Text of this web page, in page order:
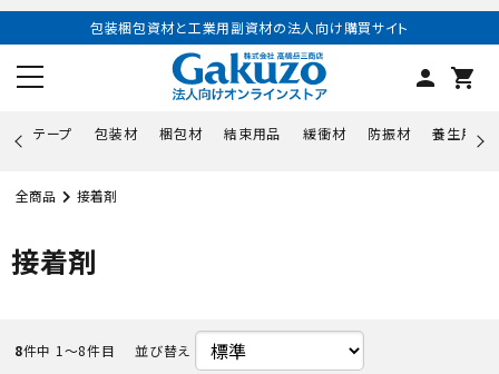
包装梱包資材と工業用副資材の法人向け購買サイト
person shopping_cart
テープ 包装材 梱包材 結束用品 緩衝材 防振材 養生用品
全商品 接着剤
接着剤
8件中 1〜8件目 並び替え